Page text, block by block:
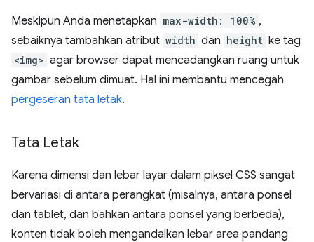
Meskipun Anda menetapkan max-width: 100% ,
sebaiknya tambahkan atribut width dan height ke tag
<img> agar browser dapat mencadangkan ruang untuk
gambar sebelum dimuat. Hal ini membantu mencegah
pergeseran tata letak.
Tata Letak
Karena dimensi dan lebar layar dalam piksel CSS sangat
bervariasi di antara perangkat (misalnya, antara ponsel
dan tablet, dan bahkan antara ponsel yang berbeda),
konten tidak boleh mengandalkan lebar area pandang